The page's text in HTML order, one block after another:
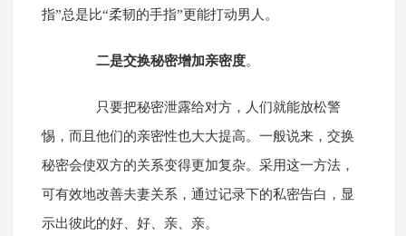
指”总是比“柔韧的手指”更能打动男人。
二是交换秘密增加亲密度。
只要把秘密泄露给对方，人们就能放松警
惕，而且他们的亲密性也大大提高。一般说来，交换
秘密会使双方的关系变得更加复杂。采用这一方法，
可有效地改善夫妻关系，通过记录下的私密告白，显
示出彼此的好、好、亲、亲。